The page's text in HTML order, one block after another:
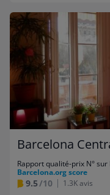
Barcelona
Rapport qualité-prix N°
Barcelona.org score
9.5/10 1.3K avis